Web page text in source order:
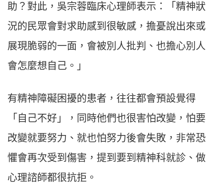
助？對此，吳宗蓉臨床心理師表示：「精神狀
況的民眾會對求助感到很敏感，擔憂說出來或
展現脆弱的一面，會被別人批判、也擔心別人
會怎麼想自己。」
有精神障礙困擾的患者，往往都會預設覺得
「自己不好」，同時他們也很害怕改變，怕要
改變就要努力、就也怕努力後會失敗，非常恐
懼會再次受到傷害，提到要到精神科就診、做
心理諮師都很抗拒。